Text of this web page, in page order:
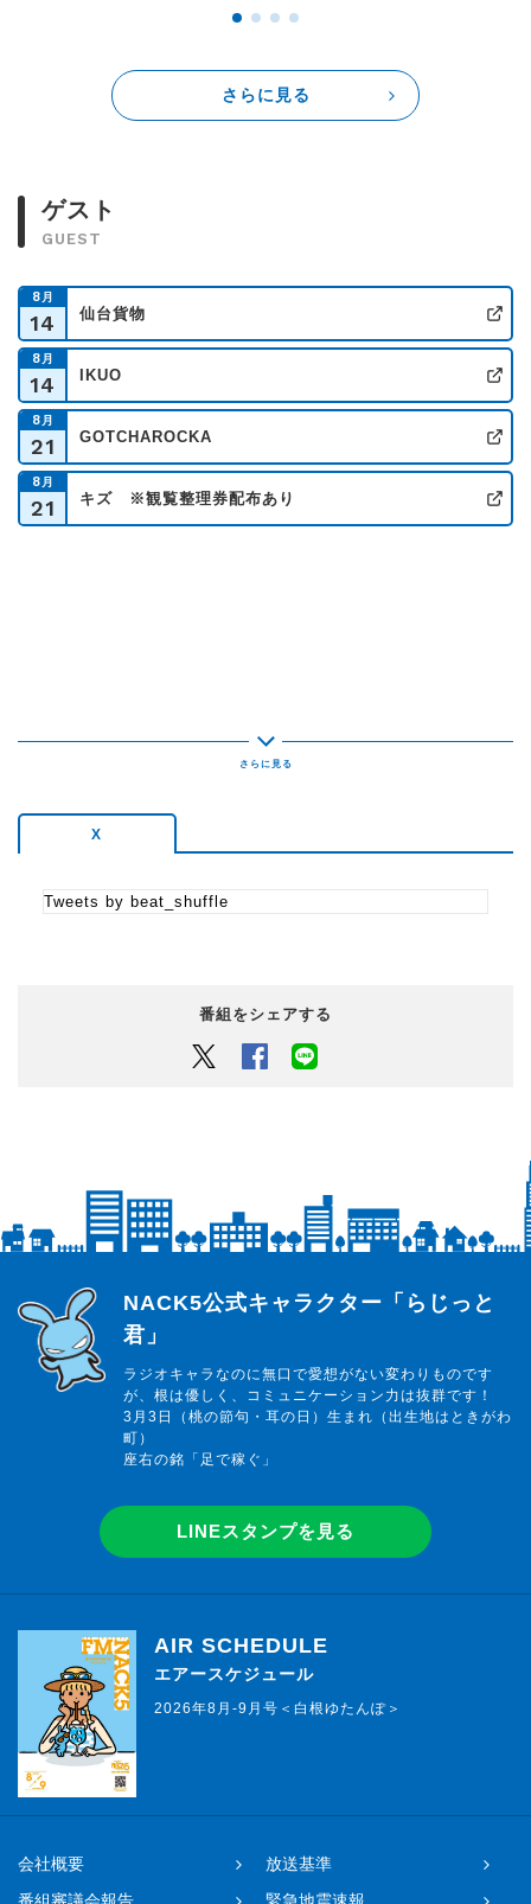
1998年10月にスタートした
「V-ROCK完全攻略プログラム
BEAT SHUFFLE」。
ください！
さらに見る
ゲスト
GUEST
8月
14
仙台貨物
8月
14
IKUO
8月
21
GOTCHAROCKA
8月
21
キズ ※観覧整理券配布あり
X
Tweets by beat_shuffle
番組をシェアする
Twitter Facebook
らじっと君
NACK5公式キャラクター「らじっと
君」
ラジオキャラなのに無口で愛想がない変わりものです
が、根は優しく、コミュニケーション力は抜群です！
3月3日（桃の節句・耳の日）生まれ（出生地はときがわ
町）
座右の銘「足で稼ぐ」
LINEスタンプを見る
AIR SCHEDULE
エアースケジュール
2026年8月-9月号＜白根ゆたんぽ＞
会社概要
放送基準